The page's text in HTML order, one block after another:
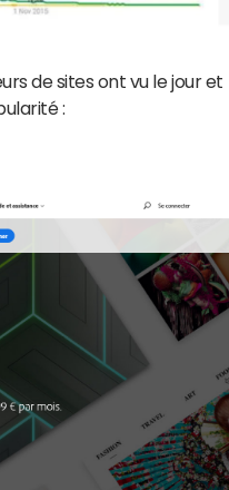
de sites ont vu le jour et
: